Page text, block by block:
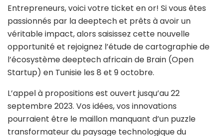
Entrepreneurs, voici votre ticket en or! Si vous êtes
passionnés par la deeptech et prêts à avoir un
véritable impact, alors saisissez cette nouvelle
opportunité et rejoignez l’étude de cartographie de
l’écosystème deeptech africain de Brain (Open
Startup) en Tunisie les 8 et 9 octobre.
L’appel à propositions est ouvert jusqu’au 22
septembre 2023. Vos idées, vos innovations
pourraient être le maillon manquant d’un puzzle
transformateur du paysage technologique du